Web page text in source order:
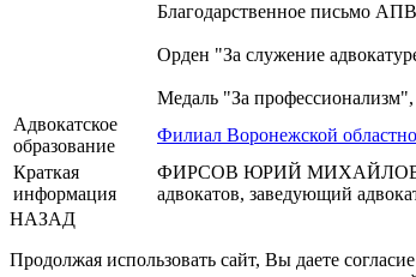
Благодарственное письмо
Орден "За служение
Медаль "За
Адвокатское
образование
Филиал Воронежской
Краткая
информация
ФИРСОВ ЮРИЙ МИХАЙЛОВИЧ
адвокатов, заведующий
НАЗАД
Продолжая использовать сайт, Вы даете